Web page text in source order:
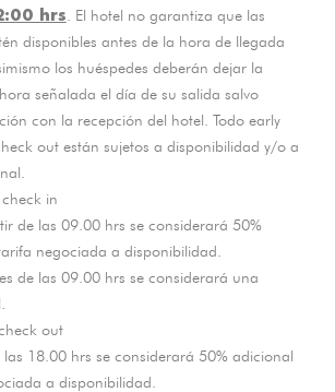
hrs . El hotel no garantiza que las
disponibles antes de la hora de llegada
los huéspedes deberán dejar la
señalada el día de su salida salvo
con la recepción del hotel. Todo early
out están sujetos a disponibilidad y/o a
in
de las 09.00 hrs se considerará 50%
negociada a disponibilidad.
de las 09.00 hrs se considerará una
out
las 18.00 hrs se considerará 50% adicional
a disponibilidad.